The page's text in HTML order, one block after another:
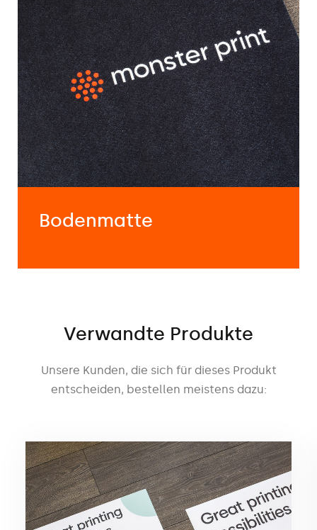
Bodenmatte
Verwandte Produkte
Unsere Kunden, die sich für dieses Produkt
entscheiden, bestellen meistens dazu: